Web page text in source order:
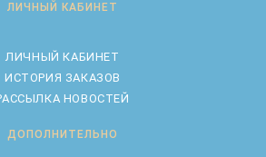
ЛИЧНЫЙ КАБИНЕТ
ЛИЧНЫЙ КАБИНЕТ
ИСТОРИЯ ЗАКАЗОВ
НОВОСТЕЙ
ДОПОЛНИТЕЛЬНО